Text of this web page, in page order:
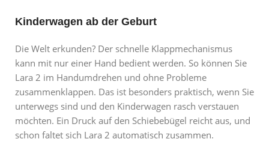
Kinderwagen ab der Geburt
Die Welt erkunden? Der schnelle Klappmechanismus
kann mit nur einer Hand bedient werden. So können Sie
Lara 2 im Handumdrehen und ohne Probleme
zusammenklappen. Das ist besonders praktisch, wenn Sie
unterwegs sind und den Kinderwagen rasch verstauen
möchten. Ein Druck auf den Schiebebügel reicht aus, und
schon faltet sich Lara 2 automatisch zusammen.